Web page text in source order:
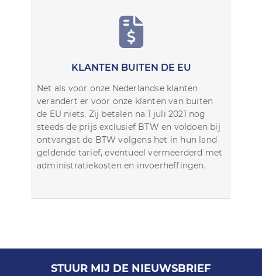
KLANTEN BUITEN DE EU
Net als voor onze Nederlandse klanten
verandert er voor onze klanten van buiten
de EU niets. Zij betalen na 1 juli 2021 nog
steeds de prijs exclusief BTW en voldoen bij
ontvangst de BTW volgens het in hun land
geldende tarief, eventueel vermeerderd met
administratiekosten en invoerheffingen.
STUUR MIJ DE NIEUWSBRIEF